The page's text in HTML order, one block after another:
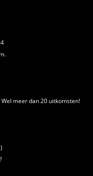
meer dan 20 uitkomsten!